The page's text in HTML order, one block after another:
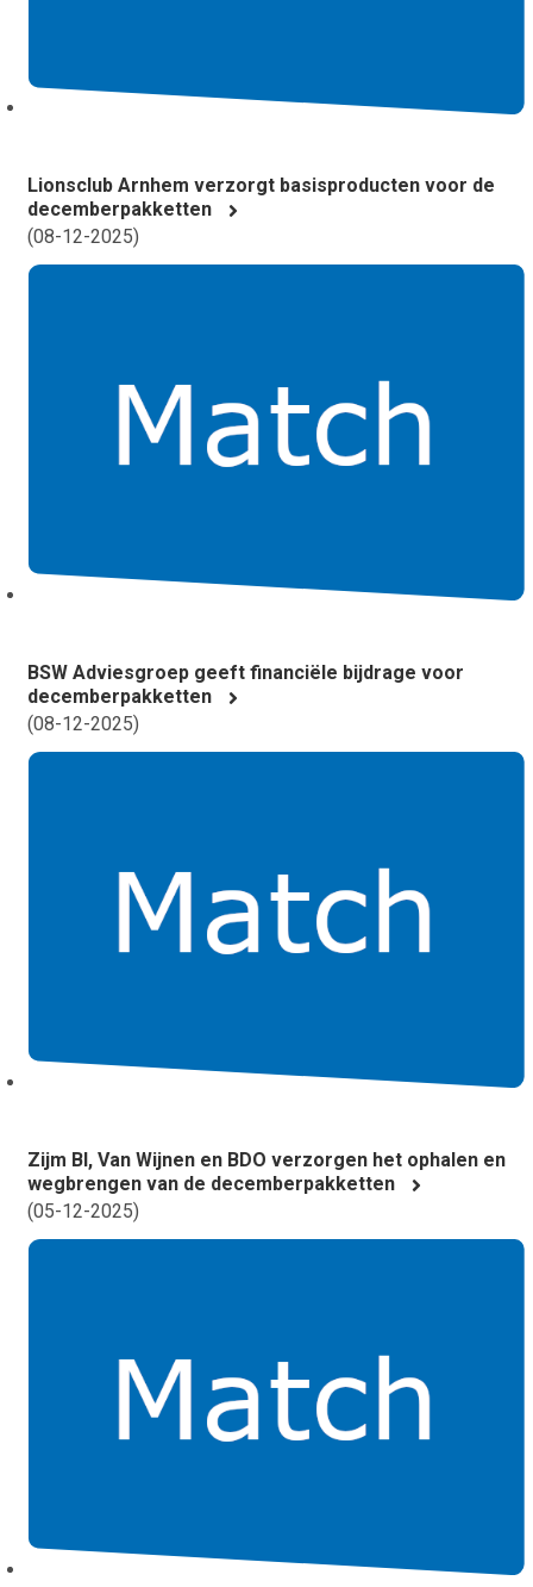
Lionsclub Arnhem verzorgt basisproducten voor de
decemberpakketten
(08-12-2025)
BSW Adviesgroep geeft financiële bijdrage voor
decemberpakketten
(08-12-2025)
Zijm BI, Van Wijnen en BDO verzorgen het ophalen en
wegbrengen van de decemberpakketten
(05-12-2025)